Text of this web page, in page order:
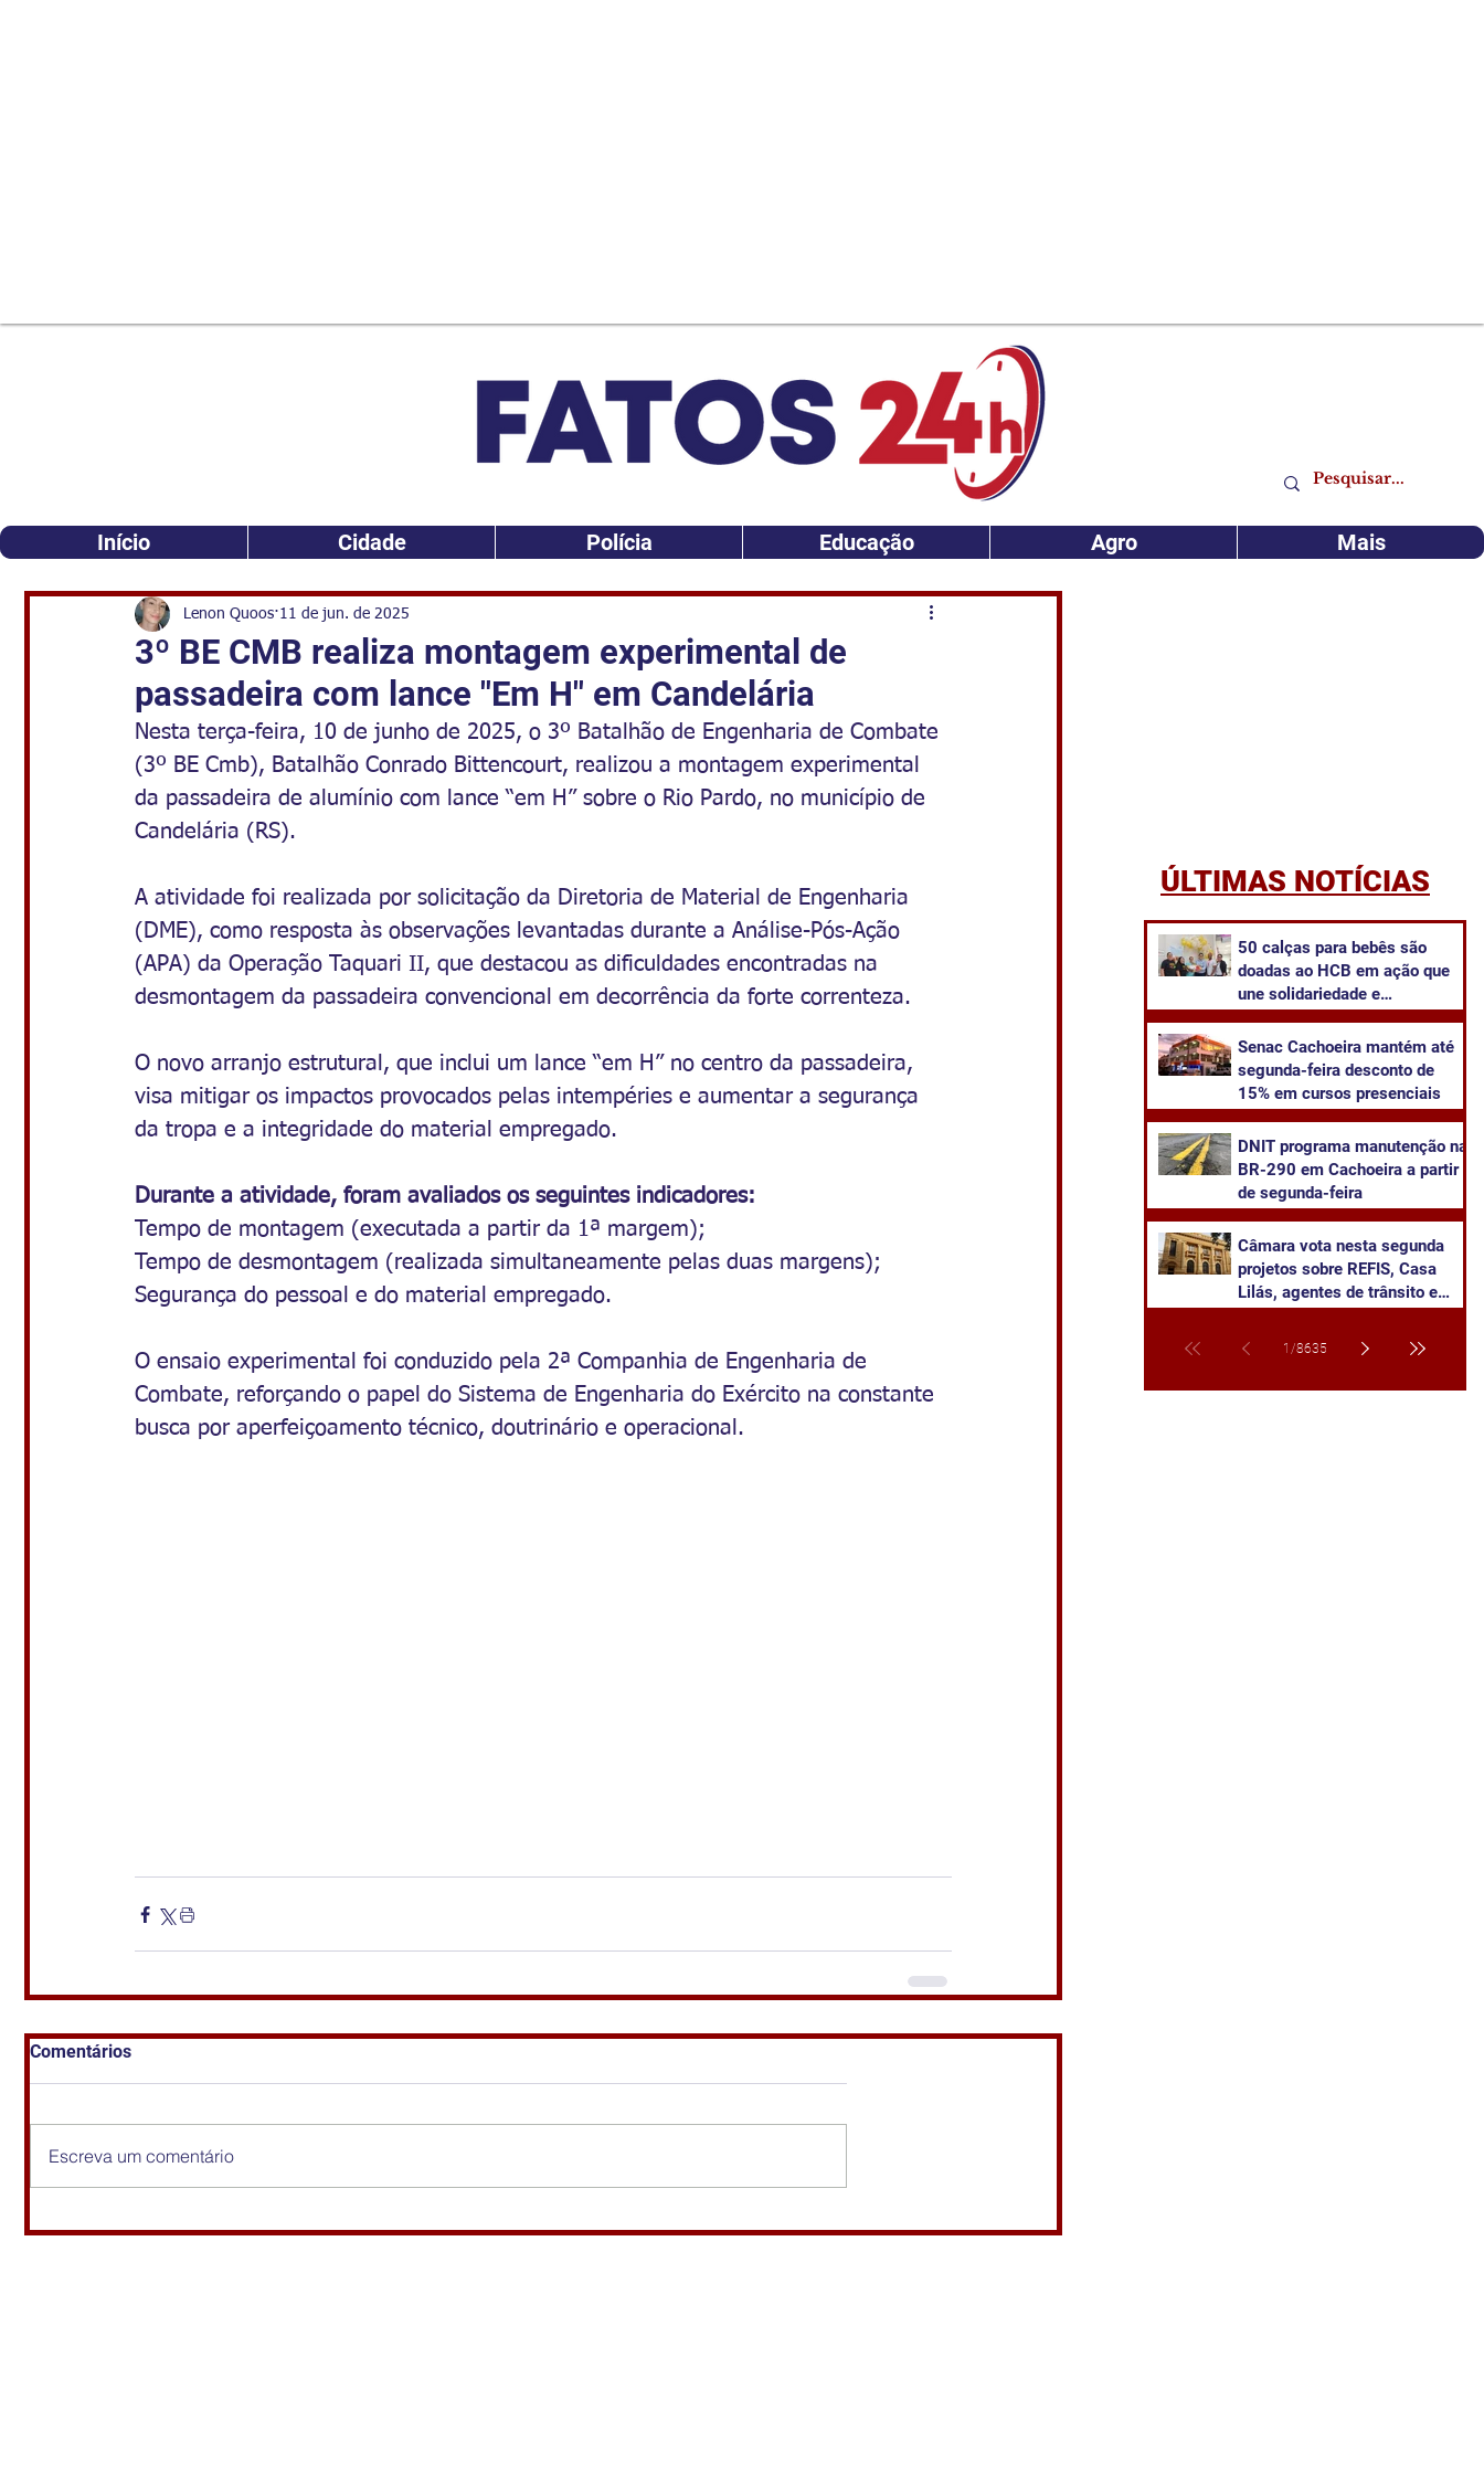
Início Cidade Polícia Educação Agro Mais
3º BE CMB realiza montagem experimental de
passadeira com lance "Em H" em Candelária
Lenon Quoos 11 de jun. de 2025
Nesta terça-feira, 10 de junho de 2025, o 3º Batalhão de Engenharia de Combate
(3º BE Cmb), Batalhão Conrado Bittencourt, realizou a montagem experimental
da passadeira de alumínio com lance “em H” sobre o Rio Pardo, no município de
Candelária (RS).
A atividade foi realizada por solicitação da Diretoria de Material de Engenharia
(DME), como resposta às observações levantadas durante a Análise-Pós-Ação
(APA) da Operação Taquari II, que destacou as dificuldades encontradas na
desmontagem da passadeira convencional em decorrência da forte correnteza.
O novo arranjo estrutural, que inclui um lance “em H” no centro da passadeira,
visa mitigar os impactos provocados pelas intempéries e aumentar a segurança
da tropa e a integridade do material empregado.
Durante a atividade, foram avaliados os seguintes indicadores:
Tempo de montagem (executada a partir da 1ª margem);
Tempo de desmontagem (realizada simultaneamente pelas duas margens);
Segurança do pessoal e do material empregado.
O ensaio experimental foi conduzido pela 2ª Companhia de Engenharia de
Combate, reforçando o papel do Sistema de Engenharia do Exército na constante
busca por aperfeiçoamento técnico, doutrinário e operacional.
Comentários
Escreva um comentário
ÚLTIMAS NOTÍCIAS
50 calças para bebês são
doadas ao HCB em ação que
une solidariedade e
Senac Cachoeira mantém até
segunda-feira desconto de
15% em cursos presenciais
DNIT programa manutenção na
BR-290 em Cachoeira a partir
de segunda-feira
Câmara vota nesta segunda
projetos sobre REFIS, Casa
Lilás, agentes de trânsito e
1 /8635